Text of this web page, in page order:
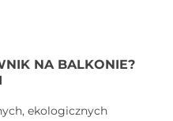
NA BALKONIE?
ekologicznych